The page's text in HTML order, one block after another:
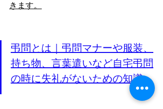
きます。
弔問とは｜弔問マナーや服装、
持ち物、言葉遣いなど自宅弔問
の時に失礼がないための知識